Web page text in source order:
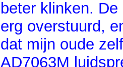
beter klinken.
erg overstuurd,
dat mijn oude
AD7063M